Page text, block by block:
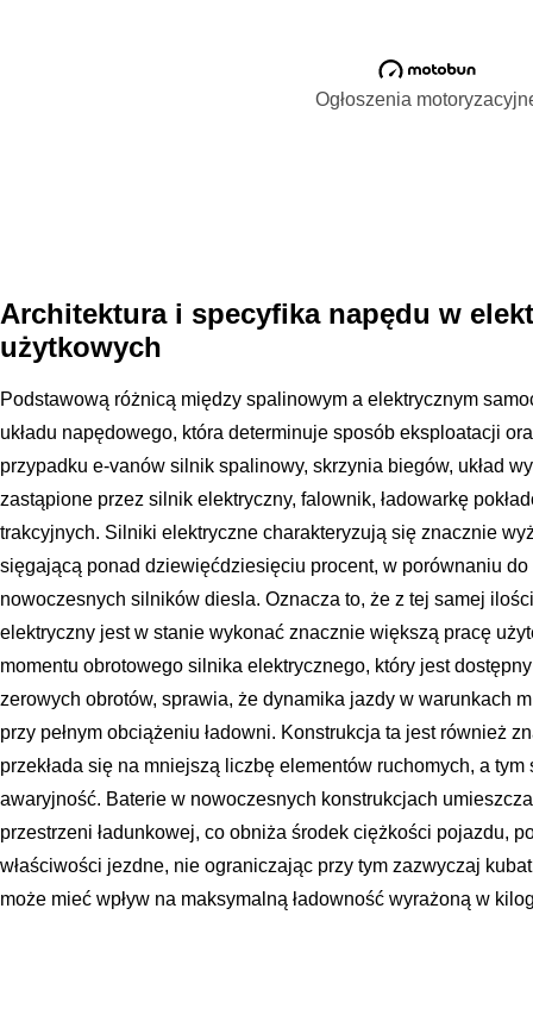
Ogłoszenia
Architektura i specyfika napędu w
użytkowych
Podstawową różnicą między spalinowym a elektrycznym
układu napędowego, która determinuje sposób eksploatacji
przypadku e-vanów silnik spalinowy, skrzynia biegów, układ
zastąpione przez silnik elektryczny, falownik, ładowarkę
trakcyjnych. Silniki elektryczne charakteryzują się znacznie
sięgającą ponad dziewięćdziesięciu procent, w porównaniu do
nowoczesnych silników diesla. Oznacza to, że z tej samej
elektryczny jest w stanie wykonać znacznie większą pracę
momentu obrotowego silnika elektrycznego, który jest
zerowych obrotów, sprawia, że dynamika jazdy w warunkach
przy pełnym obciążeniu ładowni. Konstrukcja ta jest również
przekłada się na mniejszą liczbę elementów ruchomych, a
awaryjność. Baterie w nowoczesnych konstrukcjach
przestrzeni ładunkowej, co obniża środek ciężkości pojazdu,
właściwości jezdne, nie ograniczając przy tym zazwyczaj
może mieć wpływ na maksymalną ładowność wyrażoną w